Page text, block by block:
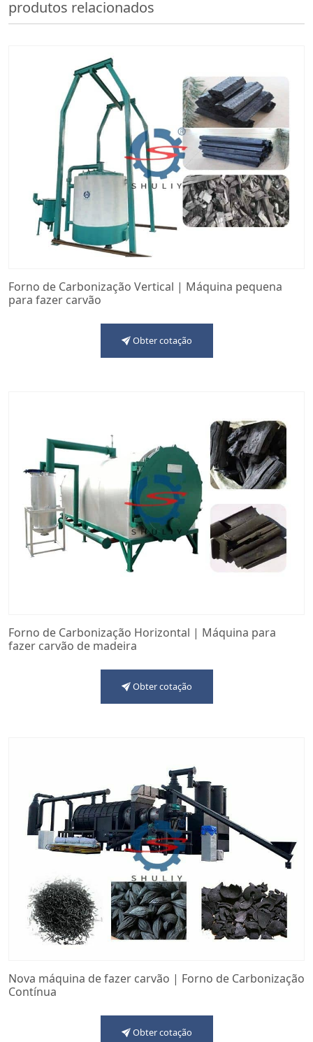
produtos relacionados
Forno de Carbonização Vertical | Máquina pequena
para fazer carvão
Obter cotação
Forno de Carbonização Horizontal | Máquina para
fazer carvão de madeira
Obter cotação
Nova máquina de fazer carvão | Forno de Carbonização
Contínua
Obter cotação